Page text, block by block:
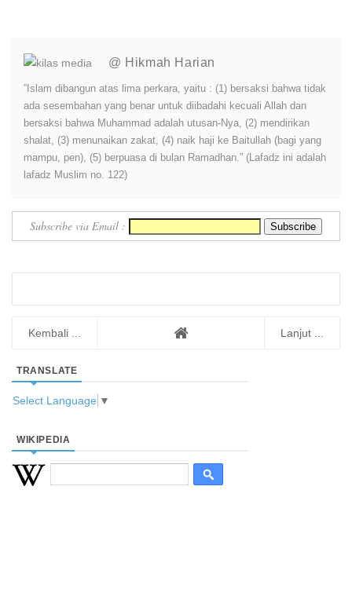
@ Hikmah Harian
”Islam dibangun atas lima perkara, yaitu : (1) bersaksi bahwa tidak
ada sesembahan yang benar untuk diibadahi kecuali Allah dan
bersaksi bahwa Muhammad adalah utusan-Nya, (2) mendirikan
shalat, (3) menunaikan zakat, (4) naik haji ke Baitullah (bagi yang
mampu, pen), (5) berpuasa di bulan Ramadhan.” (Lafadz ini adalah
lafadz Muslim no. 122)
Subscribe via Email :
Kembali ... Lanjut ...
TRANSLATE
Select Language ▼
WIKIPEDIA